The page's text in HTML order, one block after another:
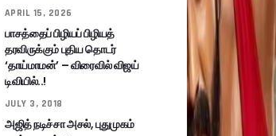
APRIL 15, 2026
பாசத்தைப் பிழியப் பிழியத்
தரவிருக்கும் புதிய தொடர்
‘தாய்மாமன்’ – விரைவில் விஜய்
டிவியில்..!
JULY 3, 2018
அஜித் நடிச்சா அசல், புதுமுகம்